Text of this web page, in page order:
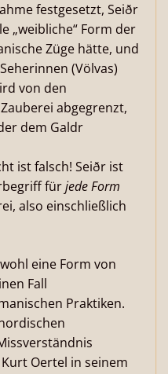
festgesetzt, Seiðr
„weibliche“ Form der
Züge hätte, und
(Völvas)
von den
abgegrenzt,
dem Galdr
ist falsch! Seiðr ist
fürjede Form
also einschließlich
eine Form von
Fall
Praktiken.
Oertel in seinem